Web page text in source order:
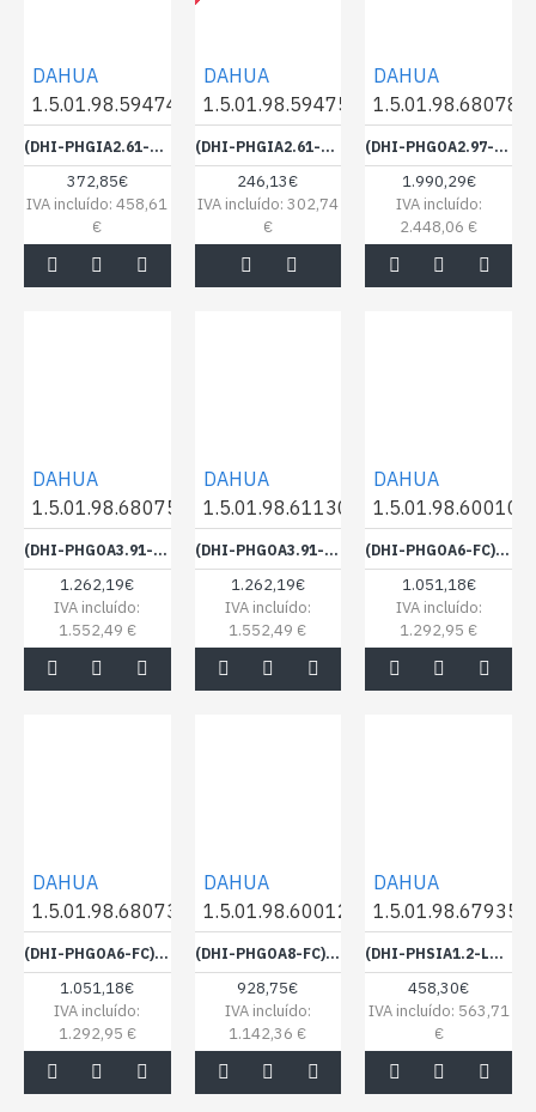
DAHUA
1.5.01.98.59474
(DHI-PHGIA2.61-SE-CA) DAHUA LED CABINET 2.6 SMD INSTALACION VERTICAL/HORIZONTAL, 1000*250, 1000 NITS, BIN-3 - 1395562
372,85€
IVA incluído: 458,61
€
DAHUA
1.5.01.98.59475
(DHI-PHGIA2.61-SE-DA) DAHUA LED CABINET 2.6 SMD INSTALACION VERTICAL/HORIZONTAL, 750*250, 1000 NITS, BIN-3 - 1395563
246,13€
IVA incluído: 302,74
€
DAHUA
1.5.01.98.68078
(DHI-PHGOA2.97-FC) DAHUA LED EXTERIOR 2.97 IP65, CABINET M2, 1000*1000 5000 NITS - 1405693
1.990,29€
IVA incluído:
2.448,06 €
DAHUA
1.5.01.98.68075
(DHI-PHGOA3.91-FC) DAHUA LED EXTERIOR 3.91 IP65, CABINET M2, 1000*1000 5000 NITS, BIN 2 - 1405695
1.262,19€
IVA incluído:
1.552,49 €
DAHUA
1.5.01.98.61130
(DHI-PHGOA3.91-FC) DAHUA LED EXTERIOR 3.91 IP65, CABINET M2, 1000*1000 5000NITS - 1395557
1.262,19€
IVA incluído:
1.552,49 €
DAHUA
1.5.01.98.60010
(DHI-PHGOA6-FC) DAHUA LED EXTERIOR 6 IP65, CABINET M2, 1000*1000 6000NITS - 1395558
1.051,18€
IVA incluído:
1.292,95 €
DAHUA
1.5.01.98.68073
(DHI-PHGOA6-FC) DAHUA LED EXTERIOR 6 IP65, CABINET M2, 1000*1000 6000NITS, BIN 2 - 1405729
1.051,18€
IVA incluído:
1.292,95 €
DAHUA
1.5.01.98.60012
(DHI-PHGOA8-FC) DAHUA LED EXTERIOR 8 IP65, CABINET M2, 1000*1000 6000NITS - 1395559
928,75€
IVA incluído:
1.142,36 €
DAHUA
1.5.01.98.67935
(DHI-PHSIA1.2-LC) DAHUA LED CABINET 1.2 SMD SERIE LC 16:9, 600*337.5, 500 NITS - 1405691
458,30€
IVA incluído: 563,71
€